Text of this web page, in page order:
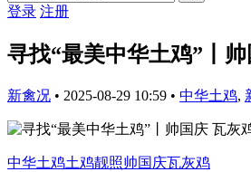
登录 注册
寻找“最美中华土鸡”丨
新禽况 • 2025-08-29 10:59 • 中华土鸡,
中华土鸡土鸡靓照帅国庆瓦灰鸡